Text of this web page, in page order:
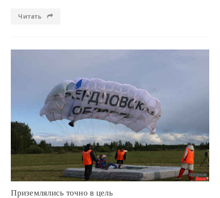
Читать
Читать
Приземлялись точно в цель